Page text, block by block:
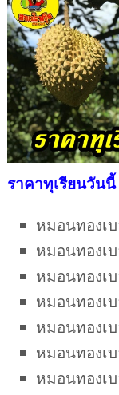
ราคาทุเรียนวันนี้
หมอนทองเ
หมอนทองเ
หมอนทองเ
หมอนทองเ
หมอนทองเ
หมอนทองเ
หมอนทองเ